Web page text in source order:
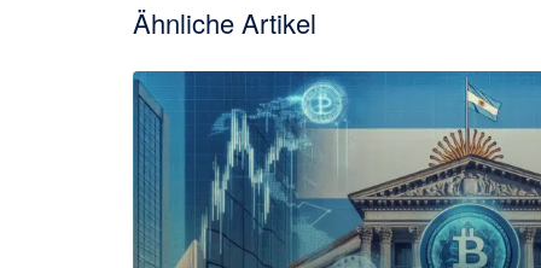
Ähnliche Artikel